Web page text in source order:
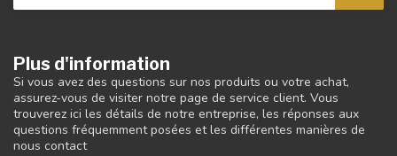
Plus d'information
Si vous avez des questions sur nos produits ou votre achat,
assurez-vous de visiter notre page de service client. Vous
trouverez ici les détails de notre entreprise, les réponses aux
questions fréquemment posées et les différentes manières de
nous contact